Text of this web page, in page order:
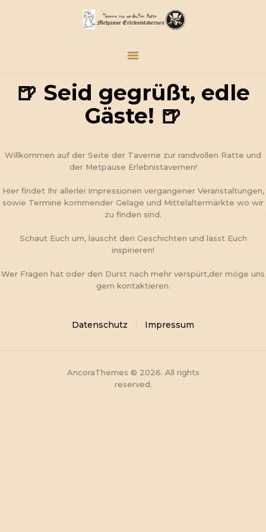
TERMINE
FREIBEUTERDORF
BREMERHAVEN
🍺 Seid gegrüßt, edle
Gäste! 🍺
Willkommen auf der Seite der Taverne zur randvollen Ratte und
der Metpause Erlebnistavernen!
Hier findet Ihr allerlei Impressionen vergangener Veranstaltungen,
sowie Termine kommender Gelage und Mittelaltermärkte wo wir
zu finden sind.
Schaut Euch um, lauscht den Geschichten und lasst Euch
inspirieren!
Wer Fragen hat oder den Durst nach mehr verspürt,der möge uns
gern kontaktieren.
Datenschutz Impressum
AncoraThemes © 2026. All rights
reserved.